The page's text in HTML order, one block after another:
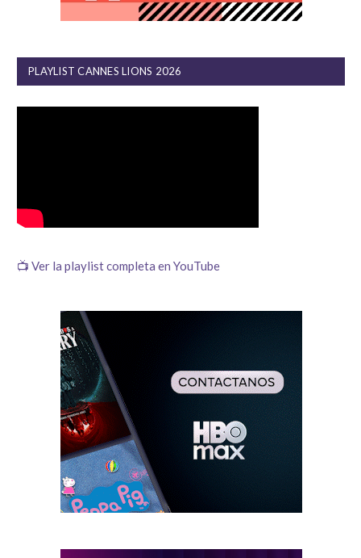
PLAYLIST CANNES LIONS 2026
📺 Ver la playlist completa en YouTube